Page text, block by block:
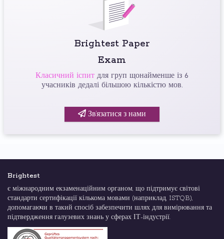
Brightest Paper
Exam
Класичний іспит для груп щонайменше із 6
учасників дедалі більшою кількістю мов.
Зв’язатися з нами
Brightest
є міжнародним екзаменаційним органом, що підтримує світові
стандарти сертифікації кількома мовами (наприклад, ISTQB),
допомагаючи в такий спосіб забезпечити шлях для вимірювання та
підтвердження галузевих знань у сферах ІТ-індустрії.